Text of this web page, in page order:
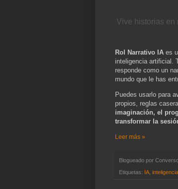
Vive historias en
Rol Narrativo IA es
inteligencia artificial.
responde como un
mundo que le has
Puedes usarlo para
propios, reglas
imaginación, el
transformar la
Leer más »
Blogueado por
Etiquetas: IA